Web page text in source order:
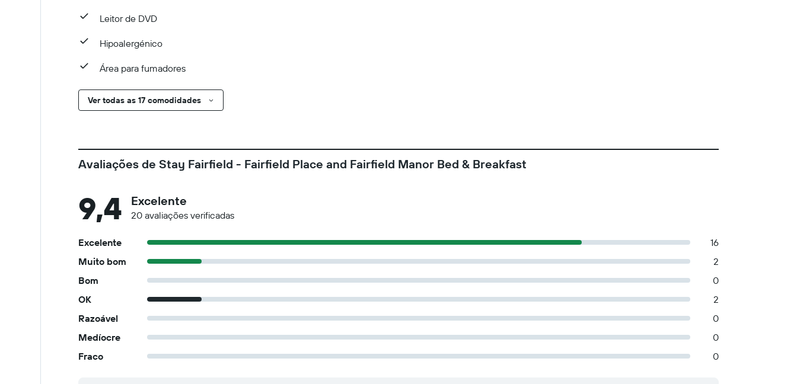
Leitor de DVD
Hipoalergénico
Área para fumadores
Ver todas as 17 comodidades
Avaliações de Stay Fairfield - Fairfield Place and Fairfield Manor Bed & Breakfast
9,4 Excelente
20 avaliações verificadas
Excelente
16
Muito bom
2
Bom
0
OK
2
Razoável
0
Medíocre
0
Fraco
0